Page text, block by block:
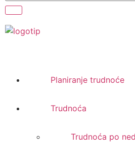
Planiranje trudnoće
Trudnoća
Trudnoća po